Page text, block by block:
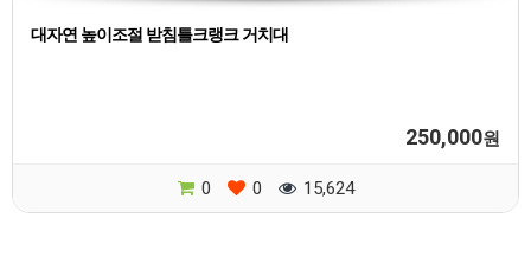
대자연 높이조절 받침틀크랭크 거치대
250,000원
0 0 15,624